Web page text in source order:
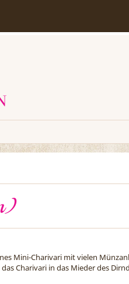
Mini-Charivari mit vielen
Charivari in das Mieder des